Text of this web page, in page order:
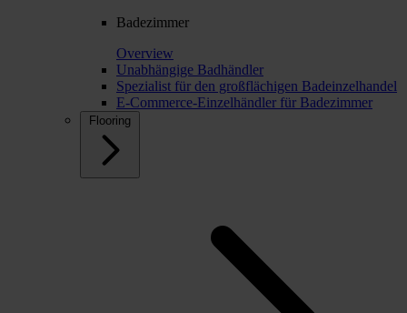
Badezimmer
Overview
Unabhängige Badhändler
Spezialist für den großflächigen Badeinzelhandel
E-Commerce-Einzelhändler für Badezimmer
Flooring